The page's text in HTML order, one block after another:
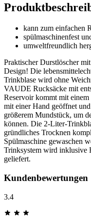
kann zum einfachen
spülmaschinenfest
umweltfreundlich
Praktischer Durstlöscher
Design! Die
Trinkblase wird ohne
VAUDE Rucksäcke mit
Reservoir kommt mit
mit einer Hand geöffnet
größerem Mundstück, um
können. Die 2-Liter-
gründliches Trocknen
Spülmaschine gewaschen
Trinksystem wird inklusive
geliefert.
Kundenbewertungen
3.4